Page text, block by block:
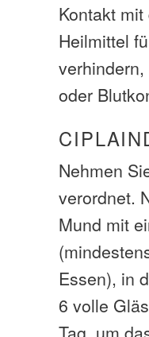
Kontakt
Heilmittel
oder
Nehmen
verordnet.
Mund mit
Essen), in
6 volle
Tag, um